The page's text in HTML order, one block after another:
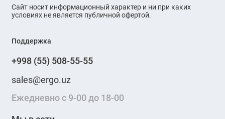
Сайт носит информационный характер и ни при каких
условиях не является публичной офертой.
Поддержка
+998 (55) 508-55-55
sales@ergo.uz
Ежедневно с 9-00 до 18-00